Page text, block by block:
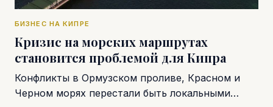
БИЗНЕС НА КИПРЕ
Кризис на морских маршрутах
становится проблемой для Кипра
Конфликты в Ормузском проливе, Красном и
Черном морях перестали быть локальными…